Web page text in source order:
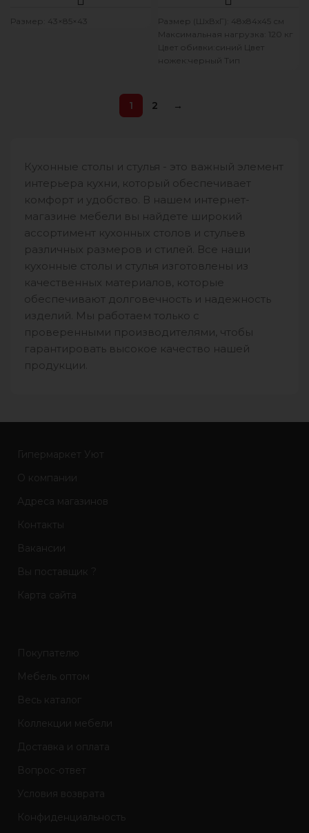
Размер: 43×85×43
Размер (ШхВхГ): 48х84х45 см
Максимальная нагрузка: 120 кг
Цвет обивки:синий Цвет
ножек:черный Тип
1 2 →
Кухонные столы и стулья - это важный элемент
интерьера кухни, который обеспечивает
комфорт и удобство. В нашем интернет-
магазине мебели вы найдете широкий
ассортимент кухонных столов и стульев
различных размеров и стилей. Все наши
кухонные столы и стулья изготовлены из
качественных материалов, которые
обеспечивают долговечность и надежность
изделий. Мы работаем только с
проверенными производителями, чтобы
гарантировать высокое качество нашей
продукции.
Гипермаркет Уют
О компании
Адреса магазинов
Контакты
Вакансии
Вы поставщик ?
Карта сайта
Покупателю
Мебель оптом
Весь каталог
Коллекции мебели
Доставка и оплата
Вопрос-ответ
Условия возврата
Конфиденциальность